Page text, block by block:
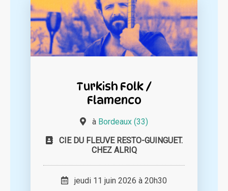
Turkish Folk /
Flamenco
à Bordeaux (33)
CIE DU FLEUVE RESTO-GUINGUET.
CHEZ ALRIQ
jeudi 11 juin 2026 à 20h30